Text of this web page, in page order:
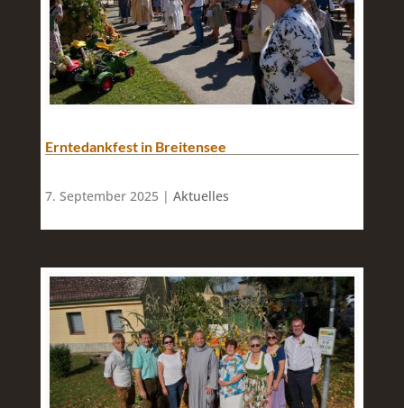
Erntedankfest in Breitensee
7. September 2025 | Aktuelles